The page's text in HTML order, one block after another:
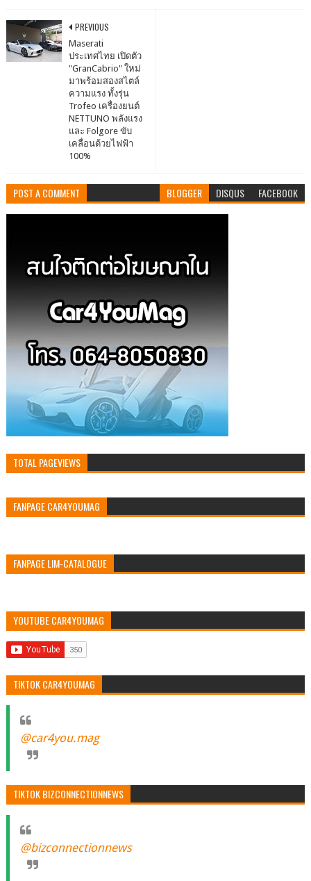
PREVIOUS
Maserati
ประเทศไทย เปิดตัว
"GranCabrio" ใหม่
มาพร้อมสองสไตล์
ความแรง ทั้งรุ่น
Trofeo เครื่องยนต์
NETTUNO พลังแรง
และ Folgore ขับ
เคลื่อนด้วยไฟฟ้า
100%
POST A COMMENT BLOGGER DISQUS FACEBOOK
TOTAL PAGEVIEWS
FANPAGE CAR4YOUMAG
FANPAGE LIM-CATALOGUE
YOUTUBE CAR4YOUMAG
TIKTOK CAR4YOUMAG
@car4you.mag
TIKTOK BIZCONNECTIONNEWS
@bizconnectionnews